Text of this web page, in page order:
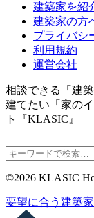
建築家を紹
建築家の方
プライバシ
利用規約
運営会社
相談できる「建
建てたい「家の
ト『KLASIC』
©2026 KLASIC
要望に合う 建築